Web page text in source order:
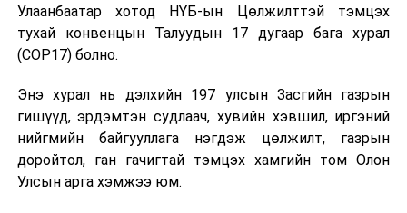
· Аймаг, орон нутаг руу зорчих иргэдийн
хөдөлгөөнийг хүндэтгэх шалтгаанаас
· Орон нутаг руу хүнс, ачаа тээвэр,
малын өвс тэжээл, шатахуун тээврээс
бусад тохиолдолд автомашины
хөдөлгөөнийг хязгаарлахаар боллоо.
Улаанбаатар хотод НҮБ-ын Цөлжилттэй тэмцэх
тухай конвенцын Талуудын 17 дугаар бага хурал
(COP17) болно.
Энэ хурал нь дэлхийн 197 улсын Засгийн газрын
гишүүд, эрдэмтэн судлаач, хувийн хэвшил, иргэний
нийгмийн байгууллага нэгдэж цөлжилт, газрын
доройтол, ган гачигтай тэмцэх хамгийн том Олон
Улсын арга хэмжээ юм.